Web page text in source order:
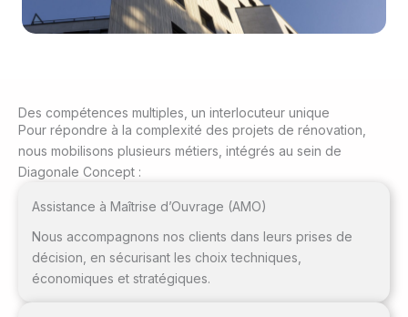
Des compétences multiples, un interlocuteur unique
Pour répondre à la complexité des projets de rénovation,
nous mobilisons plusieurs métiers, intégrés au sein de
Diagonale Concept :
Assistance à Maîtrise d’Ouvrage (AMO)
Nous accompagnons nos clients dans leurs prises de
décision, en sécurisant les choix techniques,
économiques et stratégiques.